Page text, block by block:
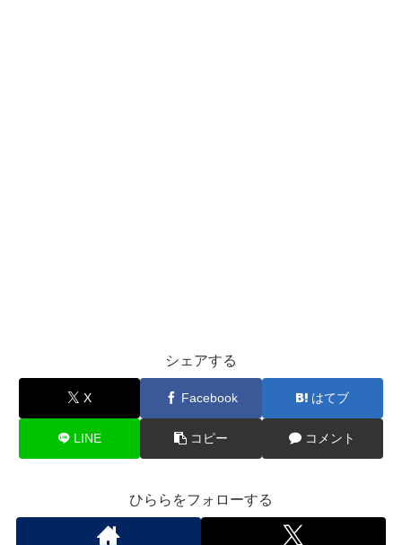
シェアする
X Facebook はてブ
LINE コピー コメント
ひららをフォローする